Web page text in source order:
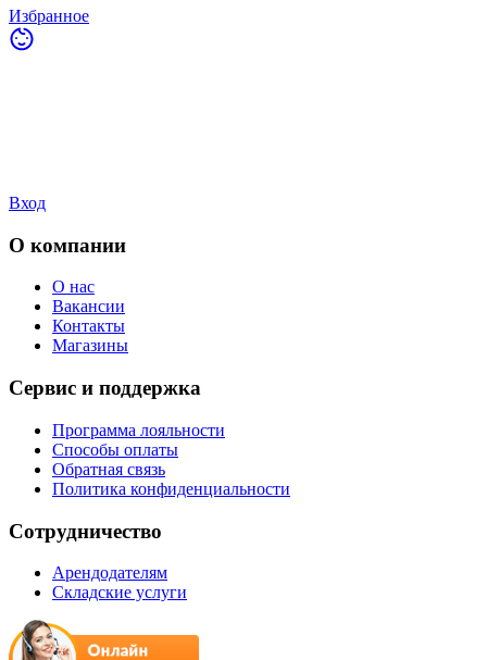
Избранное
Вход
О компании
О нас
Вакансии
Контакты
Магазины
Сервис и поддержка
Программа лояльности
Способы оплаты
Обратная связь
Политика конфиденциальности
Сотрудничество
Арендодателям
Складские услуги